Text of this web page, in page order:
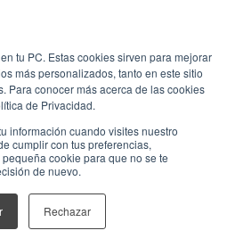
tu PC. Estas cookies sirven para mejorar
más personalizados, tanto en este sitio
Para conocer más acerca de las cookies
de Privacidad.
información cuando visites nuestro
cumplir con tus preferencias,
cookie para que no se te
de nuevo.
Rechazar
crear cuadros sinópticos
usar, incluso para
gráficos y opciones